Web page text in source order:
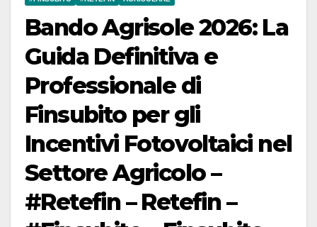
Bando Agrisole 2026: La
Guida Definitiva e
Professionale di
Finsubito per gli
Incentivi Fotovoltaici nel
Settore Agricolo –
#Retefin – Retefin –